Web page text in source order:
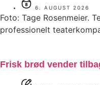
6. AUGUST 2026
Foto: Tage Rosenmeier.
professionelt
Frisk brød vender